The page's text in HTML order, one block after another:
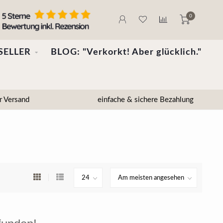
0
BLOG: "Verkorkt! Aber glücklich."
einfache & sichere Bezahlung